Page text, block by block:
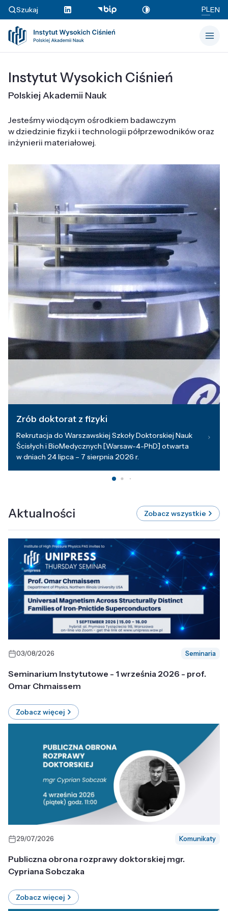
Szukaj PLEN
Instytut Wysokich Ciśnień
Polskiej Akademii Nauk
Jesteśmy wiodącym ośrodkiem badawczym
w dziedzinie fizyki i technologii półprzewodników oraz
inżynierii materiałowej.
Zrób doktorat z fizyki
Rekrutacja do Warszawskiej Szkoły Doktorskiej Nauk
Ścisłych i BioMedycznych [Warsaw-4-PhD] otwarta
w dniach 24 lipca – 7 sierpnia 2026 r.
Aktualności Zobacz wszystkie
03/08/2026 Seminaria
Seminarium Instytutowe - 1 września 2026 - prof.
Omar Chmaissem
Zobacz więcej
29/07/2026 Komunikaty
Publiczna obrona rozprawy doktorskiej mgr.
Cypriana Sobczaka
Zobacz więcej